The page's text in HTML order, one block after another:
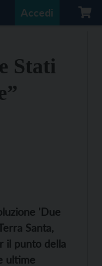
Accedi
Stati
'Due
Santa,
il punto della
ultime